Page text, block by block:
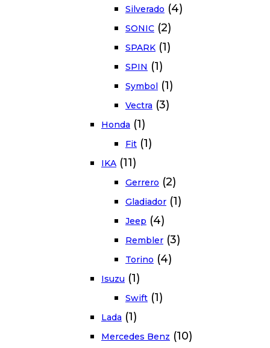
Silverado (4)
SONIC (2)
SPARK (1)
SPIN (1)
Symbol (1)
Vectra (3)
Honda (1)
Fit (1)
IKA (11)
Gerrero (2)
Gladiador (1)
Jeep (4)
Rembler (3)
Torino (4)
Isuzu (1)
Swift (1)
Lada (1)
Mercedes Benz (10)